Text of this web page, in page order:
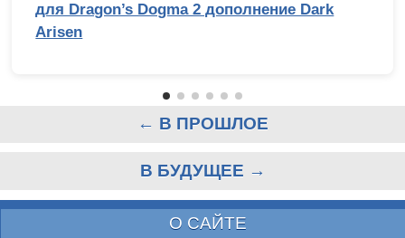
для Dragon’s Dogma 2 дополнение Dark
Arisen
← В ПРОШЛОЕ
В БУДУЩЕЕ →
О САЙТЕ